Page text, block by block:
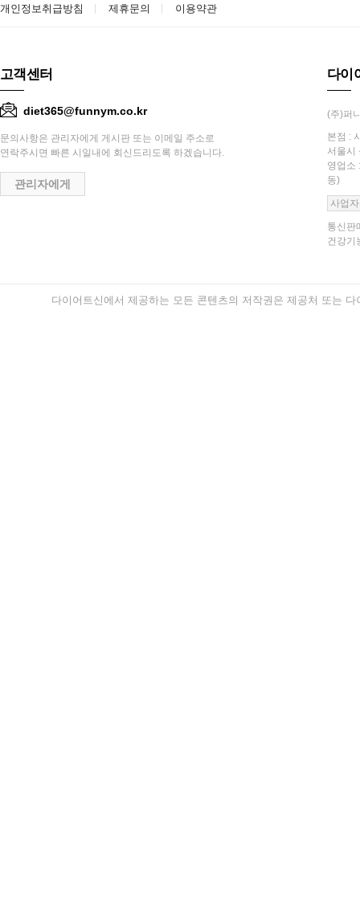
개인정보취급방침 제휴문의 이용약관
고객센터
diet365@funnym.co.kr
문의사항은 관리자에게 게시판 또는 이메일 주소로
연락주시면 빠른 시일내에 회신드리도록 하겠습니다.
관리자에게
다이
(주)퍼
본점 :
서울시
영업소
동)
사업
통신판
건강기
다이어트신에서 제공하는 모든 콘텐츠의 저작권은 제공처 또는